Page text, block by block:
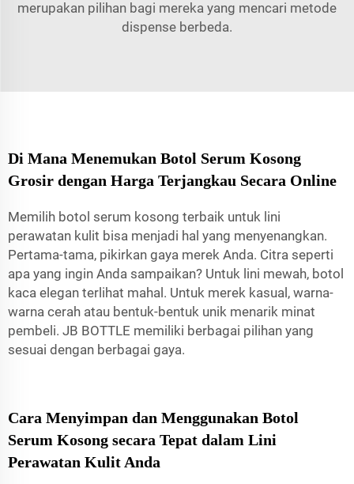
merupakan pilihan bagi mereka yang mencari metode
dispense berbeda.
Di Mana Menemukan Botol Serum Kosong
Grosir dengan Harga Terjangkau Secara Online
Memilih botol serum kosong terbaik untuk lini
perawatan kulit bisa menjadi hal yang menyenangkan.
Pertama-tama, pikirkan gaya merek Anda. Citra seperti
apa yang ingin Anda sampaikan? Untuk lini mewah, botol
kaca elegan terlihat mahal. Untuk merek kasual, warna-
warna cerah atau bentuk-bentuk unik menarik minat
pembeli. JB BOTTLE memiliki berbagai pilihan yang
sesuai dengan berbagai gaya.
Cara Menyimpan dan Menggunakan Botol
Serum Kosong secara Tepat dalam Lini
Perawatan Kulit Anda